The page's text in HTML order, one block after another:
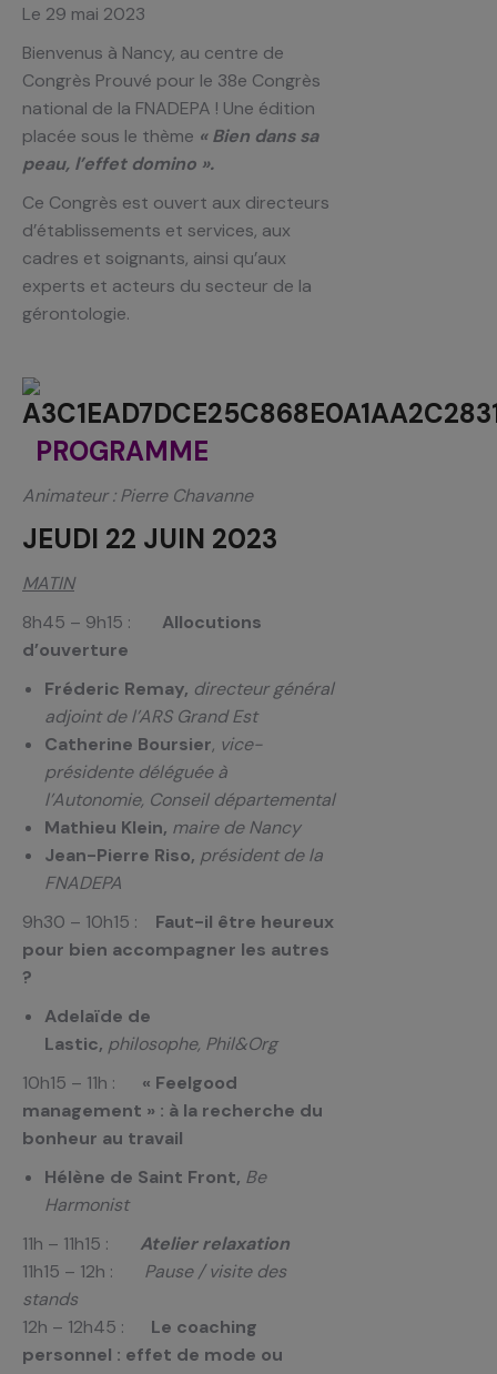
Le 29 mai 2023
Bienvenus à Nancy, au centre de
Congrès Prouvé pour le 38e Congrès
national de la FNADEPA ! Une édition
placée sous le thème « Bien dans sa
peau, l’effet domino ».
Ce Congrès est ouvert aux directeurs
d’établissements et services, aux
cadres et soignants, ainsi qu’aux
experts et acteurs du secteur de la
gérontologie.
PROGRAMME
Animateur : Pierre Chavanne
JEUDI 22 JUIN 2023
MATIN
8h45 – 9h15 : Allocutions
d’ouverture
Fréderic Remay, directeur général
adjoint de l’ARS Grand Est
Catherine Boursier, vice-
présidente déléguée à
l’Autonomie, Conseil départemental
Mathieu Klein, maire de Nancy
Jean-Pierre Riso, président de la
FNADEPA
9h30 – 10h15 : Faut-il être heureux
pour bien accompagner les autres
?
Adelaïde de
Lastic, philosophe, Phil&Org
10h15 – 11h : « Feelgood
management » : à la recherche du
bonheur au travail
Hélène de Saint Front, Be
Harmonist
11h – 11h15 : Atelier relaxation
11h15 – 12h : Pause / visite des
stands
12h – 12h45 : Le coaching
personnel : effet de mode ou